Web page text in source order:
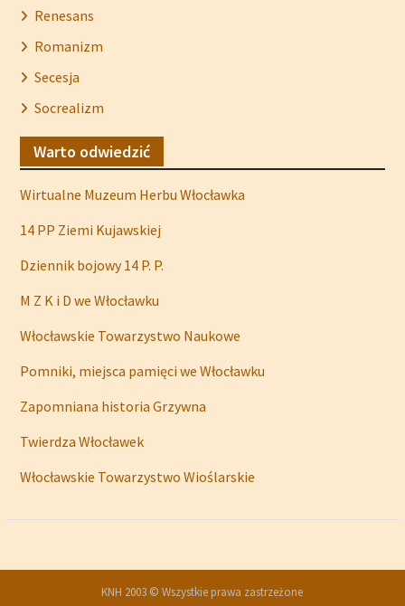
Renesans
Romanizm
Secesja
Socrealizm
Warto odwiedzić
Wirtualne Muzeum Herbu Włocławka
14 PP Ziemi Kujawskiej
Dziennik bojowy 14 P. P.
M Z K i D we Włocławku
Włocławskie Towarzystwo Naukowe
Pomniki, miejsca pamięci we Włocławku
Zapomniana historia Grzywna
Twierdza Włocławek
Włocławskie Towarzystwo Wioślarskie
KNH 2003 © Wszystkie prawa zastrzeżone